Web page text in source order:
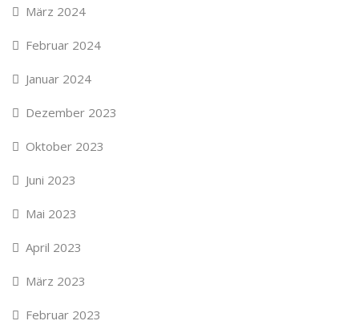
März 2024
Februar 2024
Januar 2024
Dezember 2023
Oktober 2023
Juni 2023
Mai 2023
April 2023
März 2023
Februar 2023